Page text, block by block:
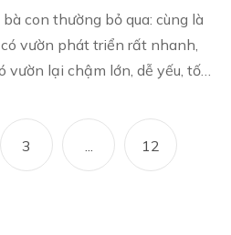
con thường bỏ qua: cùng là
vườn phát triển rất nhanh,
vườn lại chậm lớn, dễ yếu, tốn
3 ... 12